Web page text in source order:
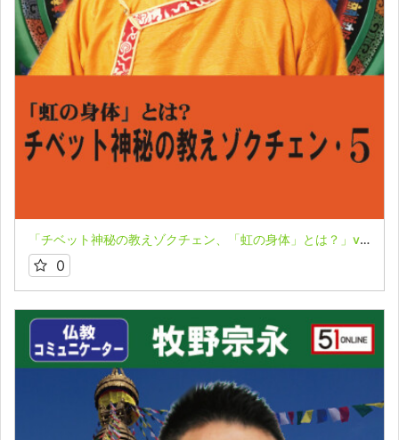
「チベット神秘の教えゾクチェン、「虹の身体」とは？」vol.５箱寺孝彦
0